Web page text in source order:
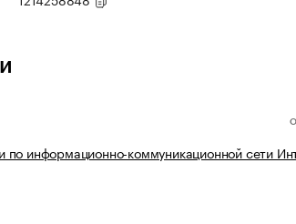
по информационно-коммуникационной сети